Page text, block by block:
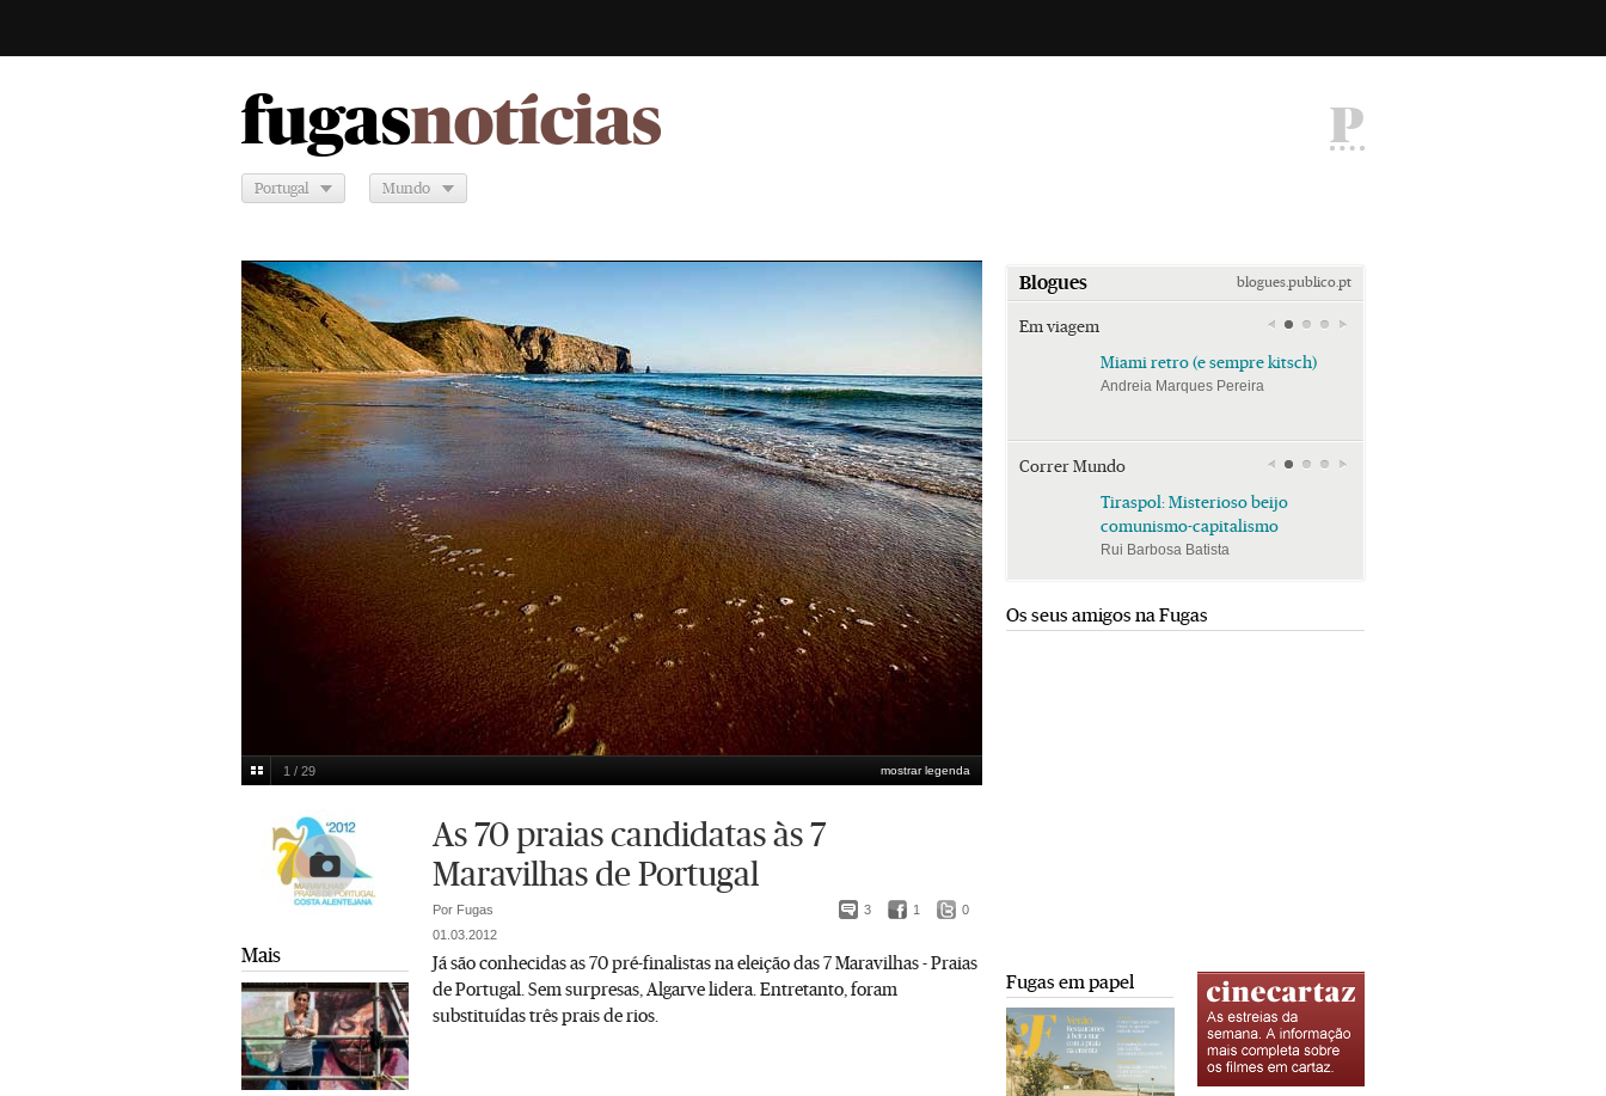
fugasnotícias P
Portugal Mundo
Algarve lidera nomeações. Aqui, Arrifana (Aljezur), candidata na categoria praia de uso desportivo Miguel Manso
mostrar legenda
1 / 29
Multimedia
Mais
As 70 praias candidatas às 7
Maravilhas de Portugal
3 1 0
Por Fugas
01.03.2012
Já são conhecidas as 70 pré-finalistas na eleição das 7 Maravilhas - Praias
de Portugal. Sem surpresas, Algarve lidera. Entretanto, foram
substituídas três prais de rios.
Blogues blogues.publico.pt
Em viagem
Miami retro (e sempre kitsch)
Andreia Marques Pereira
Correr Mundo
Tiraspol: Misterioso beijo
comunismo-capitalismo
Rui Barbosa Batista
Os seus amigos na Fugas
Fugas em papel